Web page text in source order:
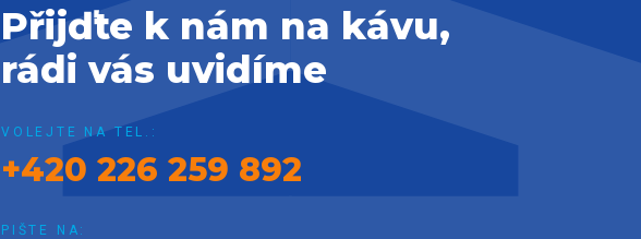
Přijďte k nám na kávu,
rádi vás uvidíme
VOLEJTE NA TEL.:
+420 226 259 892
PIŠTE NA: